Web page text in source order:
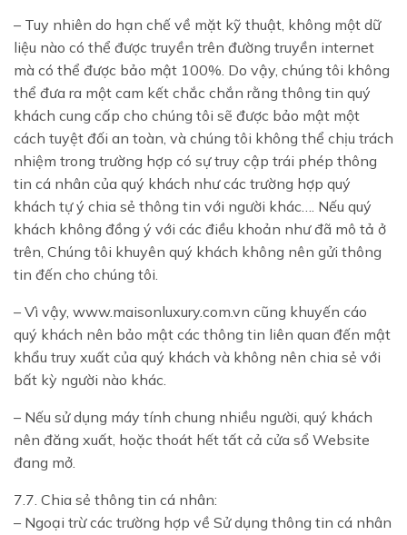
– Tuy nhiên do hạn chế về mặt kỹ thuật, không một dữ
liệu nào có thể được truyền trên đường truyền internet
mà có thể được bảo mật 100%. Do vậy, chúng tôi không
thể đưa ra một cam kết chắc chắn rằng thông tin quý
khách cung cấp cho chúng tôi sẽ được bảo mật một
cách tuyệt đối an toàn, và chúng tôi không thể chịu trách
nhiệm trong trường hợp có sự truy cập trái phép thông
tin cá nhân của quý khách như các trường hợp quý
khách tự ý chia sẻ thông tin với người khác…. Nếu quý
khách không đồng ý với các điều khoản như đã mô tả ở
trên, Chúng tôi khuyên quý khách không nên gửi thông
tin đến cho chúng tôi.
– Vì vậy, www.maisonluxury.com.vn cũng khuyến cáo
quý khách nên bảo mật các thông tin liên quan đến mật
khẩu truy xuất của quý khách và không nên chia sẻ với
bất kỳ người nào khác.
– Nếu sử dụng máy tính chung nhiều người, quý khách
nên đăng xuất, hoặc thoát hết tất cả cửa sổ Website
đang mở.
7.7. Chia sẻ thông tin cá nhân:
– Ngoại trừ các trường hợp về Sử dụng thông tin cá nhân